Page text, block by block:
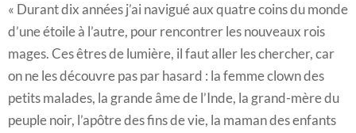
« Durant dix années j’ai navigué aux quatre coins du monde
d’une étoile à l’autre, pour rencontrer les nouveaux rois
mages. Ces êtres de lumière, il faut aller les chercher, car
on ne les découvre pas par hasard : la femme clown des
petits malades, la grande âme de l’Inde, la grand-mère du
peuple noir, l’apôtre des fins de vie, la maman des enfants